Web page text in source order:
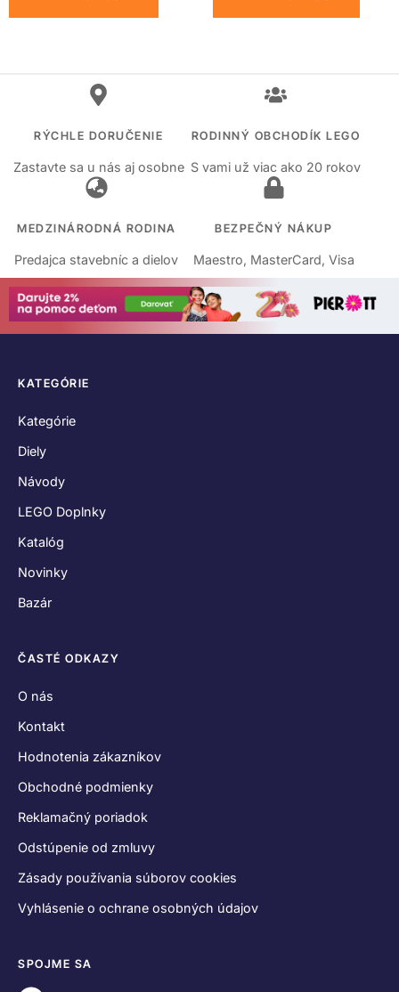
RÝCHLE DORUČENIE
Zastavte sa u nás aj osobne
RODINNÝ OBCHODÍK LEGO
S vami už viac ako 20 rokov
MEDZINÁRODNÁ RODINA
Predajca stavebníc a dielov
BEZPEČNÝ NÁKUP
Maestro, MasterCard, Visa
KATEGÓRIE
Kategórie
Diely
Návody
LEGO Doplnky
Katalóg
Novinky
Bazár
ČASTÉ ODKAZY
O nás
Kontakt
Hodnotenia zákazníkov
Obchodné podmienky
Reklamačný poriadok
Odstúpenie od zmluvy
Zásady používania súborov cookies
Vyhlásenie o ochrane osobných údajov
SPOJME SA